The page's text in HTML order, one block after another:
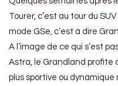
Tourer, c’est au tour du
mode GSe, c’est à dire
A l’image de ce qui s’est
Astra, le Grandland profite
plus sportive ou dynamique